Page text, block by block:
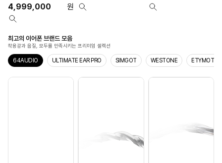
4,999,000
원
최고의 이어폰 브랜드 모음
착용감과 음질, 모두를 만족시키는 프리미엄 셀렉션
64AUDIO ULTIMATE EAR PRO SIMGOT WESTONE ETYMOTIC